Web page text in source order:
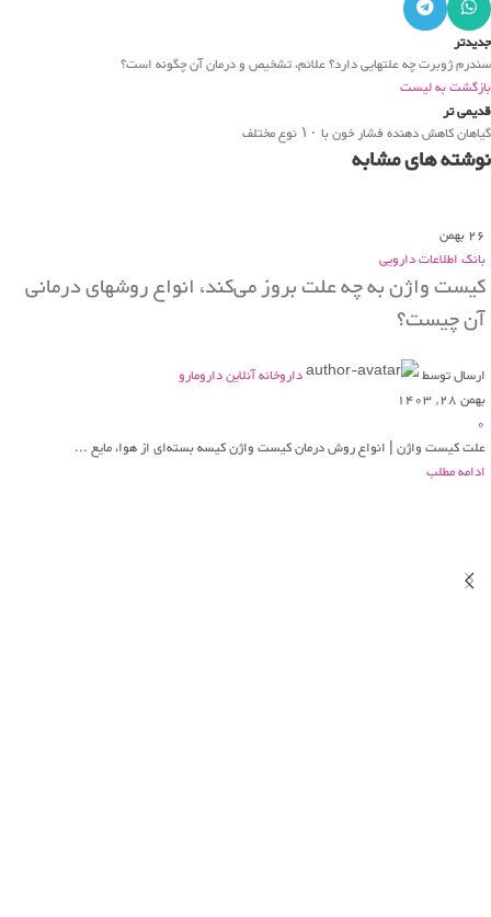
جدیدتر
سندرم ژوبرت چه علتهایی دارد؟ علائم، تشخیص و درمان آن چگونه است؟
بازگشت به لیست
قدیمی تر
گیاهان کاهش دهنده فشار خون با ۱۰ نوع مختلف
نوشته های مشابه
26بهمن
بانک اطلاعات دارویی
کیست واژن به چه علت بروز می‌کند، انواع روشهای درمانی
آن چیست؟
ارسال توسط
داروخانه آنلاین دارومارو
بهمن 28, 1403
0
علت کیست واژن | انواع روش درمان کیست واژن کیسه بسته‌ای از هوا، مایع ...
ادامه مطلب